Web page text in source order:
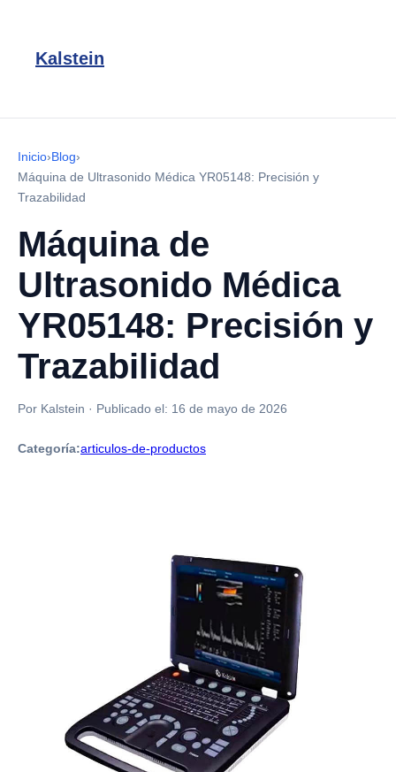
Kalstein
Inicio›Blog›
Máquina de Ultrasonido Médica YR05148: Precisión y
Trazabilidad
Máquina de
Ultrasonido Médica
YR05148: Precisión y
Trazabilidad
Por Kalstein · Publicado el: 16 de mayo de 2026
Categoría:articulos-de-productos